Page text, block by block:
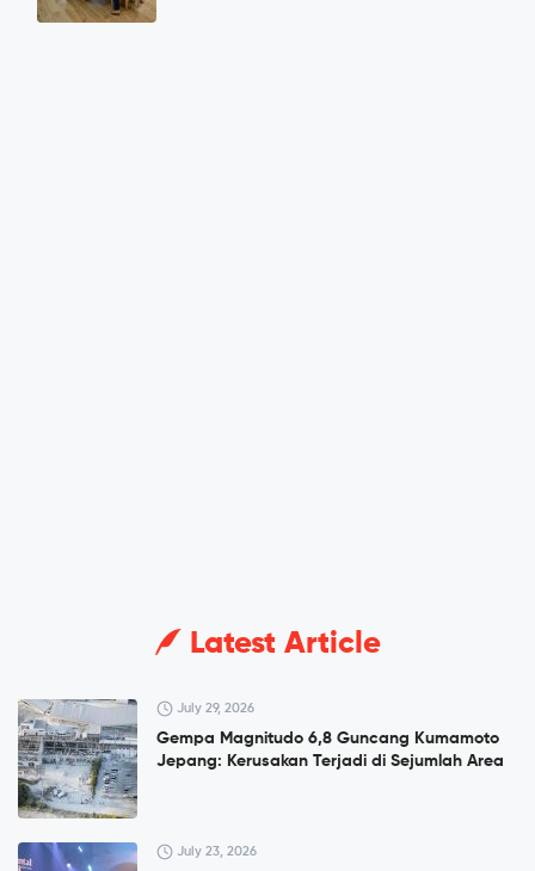
Latest Article
July 29, 2026
Gempa Magnitudo 6,8 Guncang Kumamoto
Jepang: Kerusakan Terjadi di Sejumlah Area
July 23, 2026